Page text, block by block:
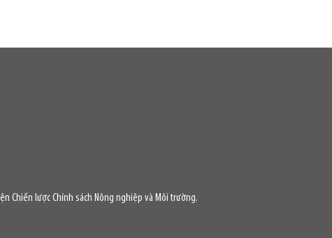
Chiến lược Chính sách Nông nghiệp và Môi trường.